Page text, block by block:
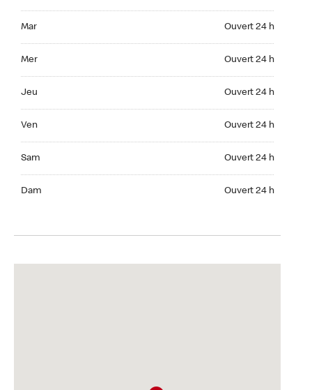
Mar Ouvert 24 h
Mer Ouvert 24 h
Jeu Ouvert 24 h
Ven Ouvert 24 h
Sam Ouvert 24 h
Dam Ouvert 24 h